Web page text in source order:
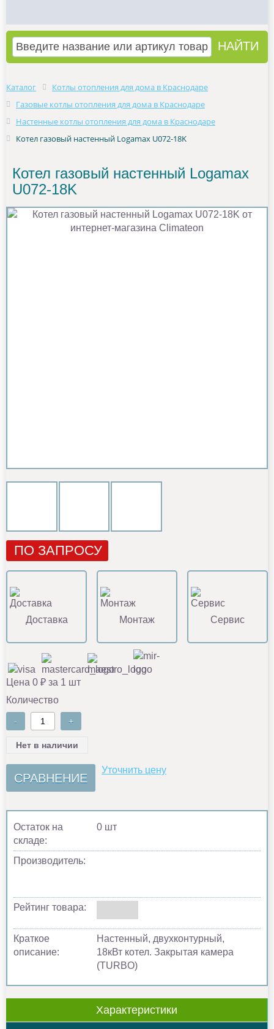
Каталог
Котлы отопления для дома в Краснодаре
Газовые котлы отопления для дома в Краснодаре
Настенные котлы отопления для дома в Краснодаре
Котел газовый настенный Logamax U072-18K
Котел газовый настенный Logamax
U072-18K
ПО ЗАПРОСУ
Доставка Монтаж Сервис
Цена 0 ₽ за 1 шт
Количество
- +
Нет в наличии
СРАВНЕНИЕ
Уточнить цену
Остаток на
складе:
0 шт
Производитель:
Рейтинг товара:
Краткое
описание:
Настенный, двухконтурный,
18кВт котел. Закрытая камера
(TURBO)
Характеристики